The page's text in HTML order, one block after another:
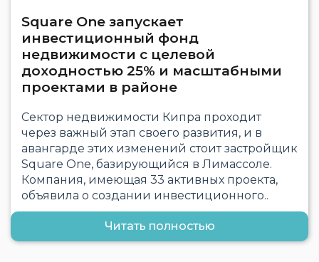
Square One запускает
инвестиционный фонд
недвижимости с целевой
доходностью 25% и масштабными
проектами в районе
Сектор недвижимости Кипра проходит
через важный этап своего развития, и в
авангарде этих изменений стоит застройщик
Square One, базирующийся в Лимассоле.
Компания, имеющая 33 активных проекта,
объявила о создании инвестиционного..
Читать полностью